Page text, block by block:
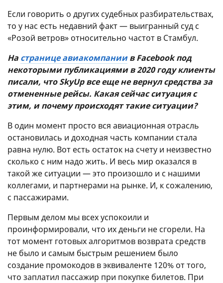
Если говорить о других судебных разбирательствах,
то у нас есть недавний факт — выигранный суд с
«Розой ветров» относительно частот в Стамбул.
На странице авиакомпаниив Facebook под
некоторыми публикациями в 2020 году клиенты
писали, что SkyUp все еще не вернул средства за
отмененные рейсы. Какая сейчас ситуация с
этим, и почему происходят такие ситуации?
В один момент просто вся авиационная отрасль
остановилась и доходная часть компании стала
равна нулю. Вот есть остаток на счету и неизвестно
сколько с ним надо жить. И весь мир оказался в
такой же ситуации — это произошло и с нашими
коллегами, и партнерами на рынке. И, к сожалению,
с пассажирами.
Первым делом мы всех успокоили и
проинформировали, что их деньги не сгорели. На
тот момент готовых алгоритмов возврата средств
не было и самым быстрым решением было
создание промокодов в эквиваленте 120% от того,
что заплатил пассажир при покупке билетов. При